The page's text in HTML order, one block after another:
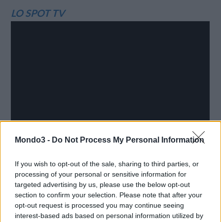
Mondo3 - Do Not Process My Personal Information
If you wish to opt-out of the sale, sharing to third parties, or
processing of your personal or sensitive information for
targeted advertising by us, please use the below opt-out
section to confirm your selection. Please note that after your
opt-out request is processed you may continue seeing
interest-based ads based on personal information utilized by
LO SPOT TV